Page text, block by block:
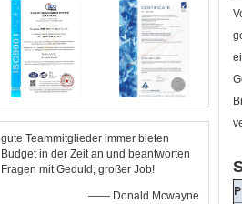
gute Teammitglieder immer bieten
Budget in der Zeit an und beantworten
Fragen mit Geduld, großer Job!
—— Donald Mcwayne